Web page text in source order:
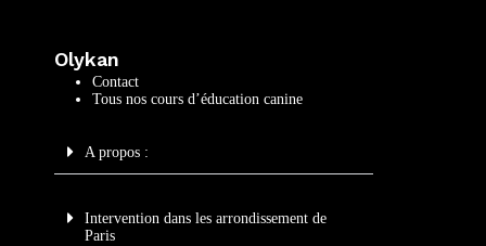
Olykan
Contact
Tous nos cours d’éducation canine
A propos :
Intervention dans les arrondissement de
Paris